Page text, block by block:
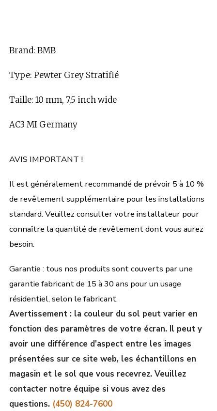
Brand: BMB
Type: Pewter Grey Stratifié
Taille: 10 mm, 7,5 inch wide
AC3 MI Germany
AVIS IMPORTANT !
Il est généralement recommandé de prévoir 5 à 10 %
de revêtement supplémentaire pour les installations
standard. Veuillez consulter votre installateur pour
connaître la quantité de revêtement dont vous aurez
besoin.
Garantie : tous nos produits sont couverts par une
garantie fabricant de 15 à 30 ans pour un usage
résidentiel, selon le fabricant.
Avertissement : la couleur du sol peut varier en
fonction des paramètres de votre écran. Il peut y
avoir une différence d’aspect entre les images
présentées sur ce site web, les échantillons en
magasin et le sol que vous recevrez. Veuillez
contacter notre équipe si vous avez des
questions. (450) 824-7600